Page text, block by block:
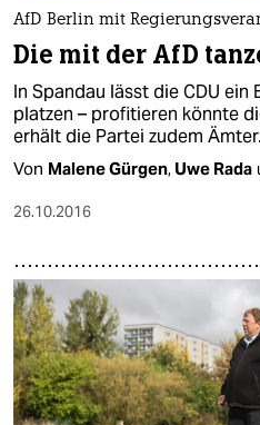
AfD Berlin mit
Die mit der AfD
In Spandau lässt die CDU ein
platzen – profitieren könnte
erhält die Partei zudem Ämter.
Von Malene Gürgen, Uwe Rada
26.10.2016